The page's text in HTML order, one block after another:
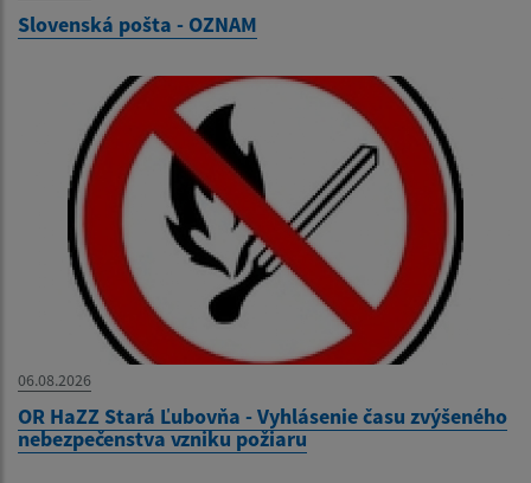
Slovenská pošta - OZNAM
06.08.2026
OR HaZZ Stará Ľubovňa - Vyhlásenie času zvýšeného
nebezpečenstva vzniku požiaru